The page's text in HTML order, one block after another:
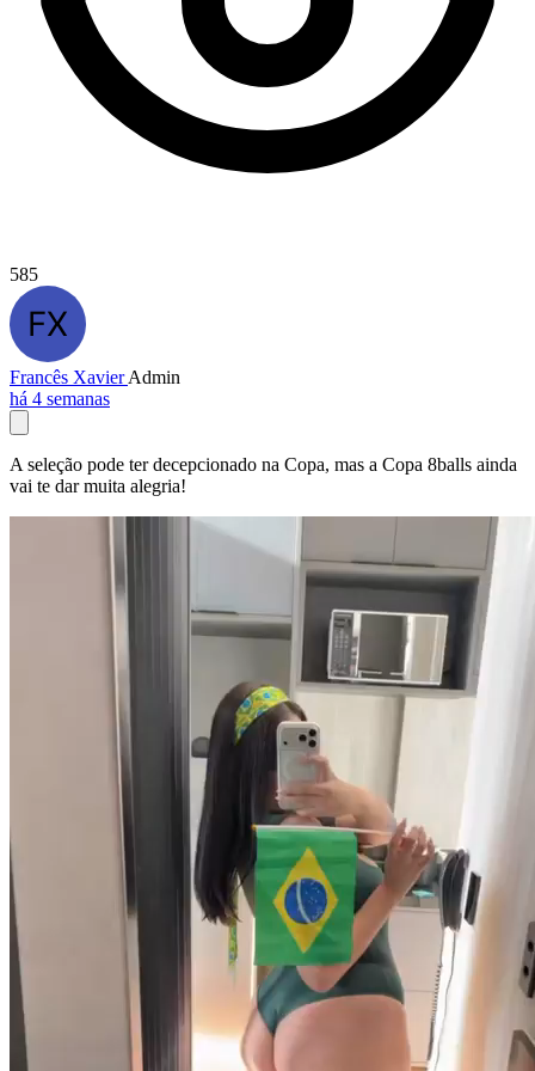
585
Francês XavierAdmin
há 4 semanas
A seleção pode ter decepcionado na Copa, mas a Copa 8balls ainda
vai te dar muita alegria!